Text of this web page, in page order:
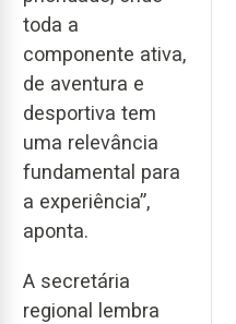
toda a
componente ativa,
de aventura e
desportiva tem
uma relevância
fundamental para
a experiência”,
aponta.
A secretária
regional lembra